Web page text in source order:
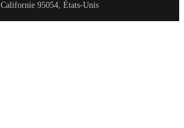
Californie 95054, États-Unis